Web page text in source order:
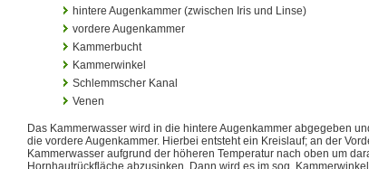
hintere Augenkammer (zwischen Iris und Linse)
vordere Augenkammer
Kammerbucht
Kammerwinkel
Schlemmscher Kanal
Venen
Das Kammerwasser wird in die hintere Augenkammer abgegeben
die vordere Augenkammer. Hierbei entsteht ein Kreislauf; an der
Kammerwasser aufgrund der höheren Temperatur nach oben um
Hornhautrückfläche abzusinken. Dann wird es im sog.